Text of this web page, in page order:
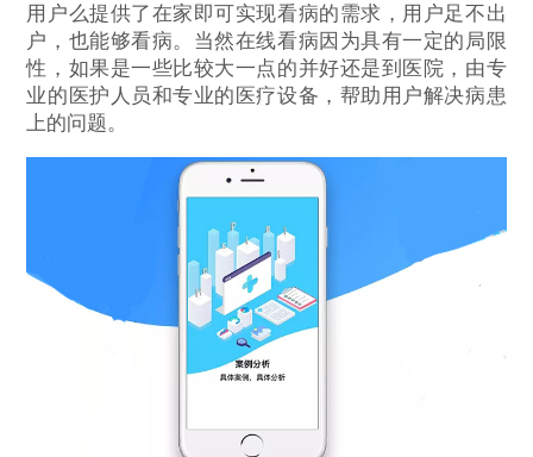
用户么提供了在家即可实现看病的需求，用户足不出
户，也能够看病。当然在线看病因为具有一定的局限
性，如果是一些比较大一点的并好还是到医院，由专
业的医护人员和专业的医疗设备，帮助用户解决病患
上的问题。